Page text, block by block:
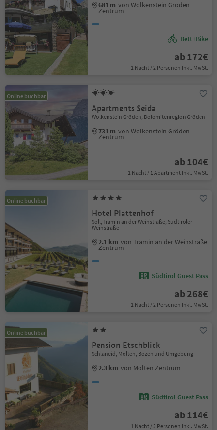
681 m von Wolkenstein Gröden
Zentrum
Bett+Bike
ab 172€
1 Nacht / 2 Personen Inkl. MwSt.
Online buchbar
Apartments Seida
Wolkenstein Gröden, Dolomitenregion Gröden
731 m von Wolkenstein Gröden
Zentrum
ab 104€
1 Nacht / 1 Apartment Inkl. MwSt.
Online buchbar
Hotel Plattenhof
Söll, Tramin an der Weinstraße, Südtiroler
Weinstraße
2.1 km von Tramin an der Weinstraße
Zentrum
Südtirol Guest Pass
ab 268€
1 Nacht / 2 Personen Inkl. MwSt.
Online buchbar
Pension Etschblick
Schlaneid, Mölten, Bozen und Umgebung
2.3 km von Mölten Zentrum
Südtirol Guest Pass
ab 114€
1 Nacht / 2 Personen Inkl. MwSt.